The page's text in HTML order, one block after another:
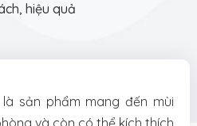
hiệu quả
là sản phẩm mang đến mùi
và còn có thể kích thích